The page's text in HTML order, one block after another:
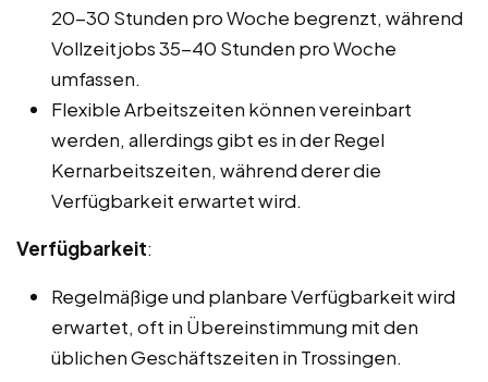
20-30 Stunden pro Woche begrenzt, während
Vollzeitjobs 35-40 Stunden pro Woche
umfassen.
Flexible Arbeitszeiten können vereinbart
werden, allerdings gibt es in der Regel
Kernarbeitszeiten, während derer die
Verfügbarkeit erwartet wird.
Verfügbarkeit:
Regelmäßige und planbare Verfügbarkeit wird
erwartet, oft in Übereinstimmung mit den
üblichen Geschäftszeiten in Trossingen.